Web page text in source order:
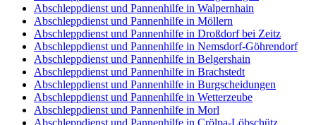
Abschleppdienst und Pannenhilfe in Walpernhain
Abschleppdienst und Pannenhilfe in Möllern
Abschleppdienst und Pannenhilfe in Droßdorf bei Zeitz
Abschleppdienst und Pannenhilfe in Nemsdorf-Göhrendorf
Abschleppdienst und Pannenhilfe in Belgershain
Abschleppdienst und Pannenhilfe in Brachstedt
Abschleppdienst und Pannenhilfe in Burgscheidungen
Abschleppdienst und Pannenhilfe in Wetterzeube
Abschleppdienst und Pannenhilfe in Morl
Abschleppdienst und Pannenhilfe in Crölpa-Löbschütz